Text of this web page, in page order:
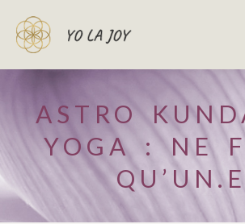
ASTRO
YOGA : NE
QU’UN.E